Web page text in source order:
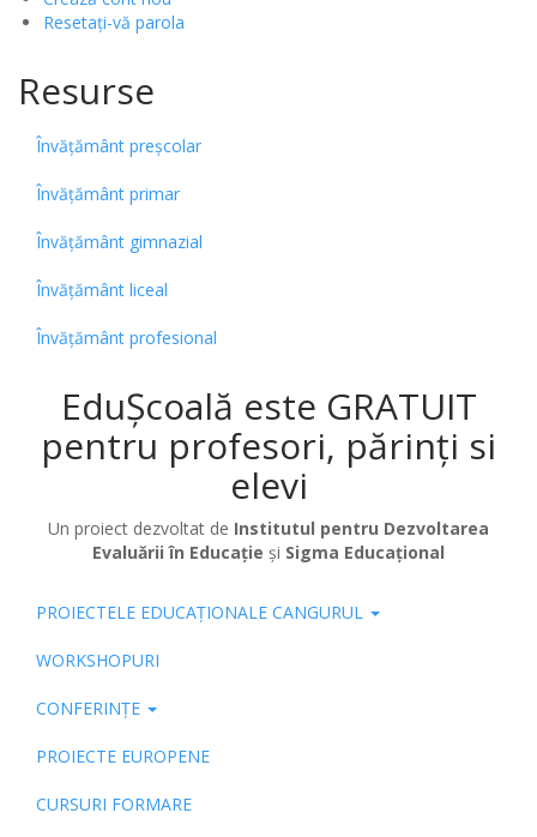
Resetați-vă parola
Resurse
Învățământ preșcolar
Învățământ primar
Învățământ gimnazial
Învățământ liceal
Învățământ profesional
EduȘcoală este GRATUIT
pentru profesori, părinți si
elevi
Un proiect dezvoltat de Institutul pentru Dezvoltarea
Evaluării în Educație și Sigma Educațional
Pub
PROIECTELE EDUCAȚIONALE CANGURUL
WORKSHOPURI
CONFERINȚE
PROIECTE EUROPENE
CURSURI FORMARE